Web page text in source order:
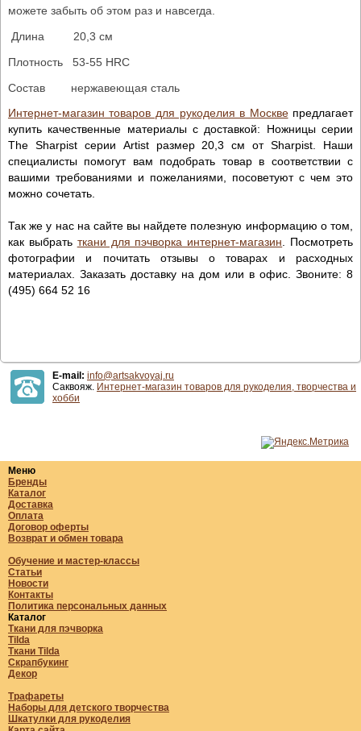
можете забыть об этом раз и навсегда.
Длина 20,3 см
Плотность 53-55 HRC
Состав нержавеющая сталь
Интернет-магазин товаров для рукоделия в Москвепредлагает
купить качественные материалы с доставкой: Ножницы серии
The Sharpist серии Artist размер 20,3 см от Sharpist. Наши
специалисты помогут вам подобрать товар в соответствии с
вашими требованиями и пожеланиями, посоветуют с чем это
можно сочетать.
Так же у нас на сайте вы найдете полезную информацию о том,
как выбрать ткани для пэчворка интернет-магазин . Посмотреть
фотографии и почитать отзывы о товарах и расходных
материалах. Заказать доставку на дом или в офис. Звоните: 8
(495) 664 52 16
E-mail: info@artsakvoyaj.ru
Саквояж. Интернет-магазин товаров для рукоделия, творчества и
хобби
Меню
Бренды
Каталог
Доставка
Оплата
Договор оферты
Возврат и обмен товара
Обучение и мастер-классы
Статьи
Новости
Контакты
Политика персональных данных
Каталог
Ткани для пэчворка
Tilda
Ткани Tilda
Скрапбукинг
Декор
Трафареты
Наборы для детского творчества
Шкатулки для рукоделия